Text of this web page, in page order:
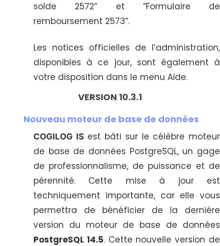
solde 2572” et “Formulaire de
remboursement 2573”.
Les notices officielles de l’administration,
disponibles à ce jour, sont également à
votre disposition dans le menu Aide.
VERSION 10.3.1
Nouveau moteur de base de données
COGILOG ISest bâti sur le célèbre moteur
de base de données PostgreSQL, un gage
de professionnalisme, de puissance et de
pérennité. Cette mise à jour est
techniquement importante, car elle vous
permettra de bénéficier de la dernière
version du moteur de base de données
PostgreSQL 14.5. Cette nouvelle version de